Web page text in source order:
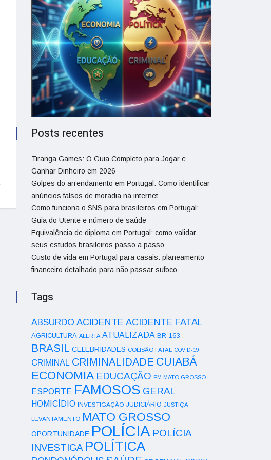
Posts recentes
Tiranga Games: O Guia Completo para Jogar e
Ganhar Dinheiro em 2026
Golpes do arrendamento em Portugal: Como identificar
anúncios falsos de moradia na internet
Como funciona o SNS para brasileiros em Portugal:
Guia do Utente e número de saúde
Equivalência de diploma em Portugal: como validar
seus estudos brasileiros passo a passo
Custo de vida em Portugal para casais: planeamento
financeiro detalhado para não passar sufoco
Tags
ABSURDO ACIDENTE ACIDENTE FATAL
AGRICULTURA ALERTA ATUALIZADA BR-163
BRASIL CELEBRIDADES COLISÃO FATAL COVID-19
CRIMINAL CRIMINALIDADE CUIABÁ
ECONOMIA EDUCAÇÃO EM MATO GROSSO
ESPORTE FAMOSOS GERAL
HOMICÍDIO INVESTIGAÇÃO JUDICIÁRIO JUSTIÇA
LEVANTAMENTO MATO GROSSO
OPORTUNIDADE POLÍCIA POLÍCIA
INVESTIGA POLÍTICA